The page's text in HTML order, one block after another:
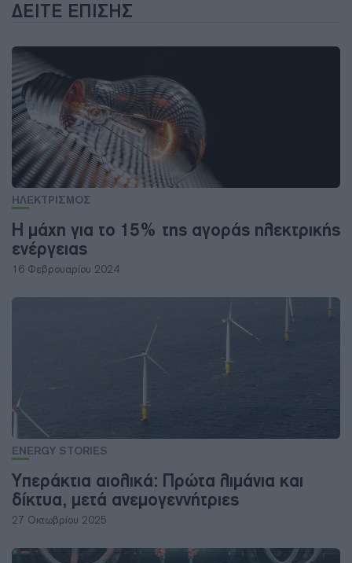
ΔΕΊΤΕ ΕΠΊΣΗΣ
ΗΛΕΚΤΡΙΣΜΟΣ
Η μάχη για το 15% της αγοράς ηλεκτρικής
ενέργειας
16 Φεβρουαρίου 2024
ENERGY STORIES
Υπεράκτια αιολικά: Πρώτα λιμάνια και
δίκτυα, μετά ανεμογεννήτριες
27 Οκτωβρίου 2025